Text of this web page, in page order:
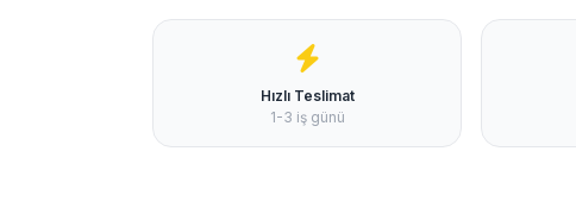
Hızlı Teslimat
1-3 iş günü